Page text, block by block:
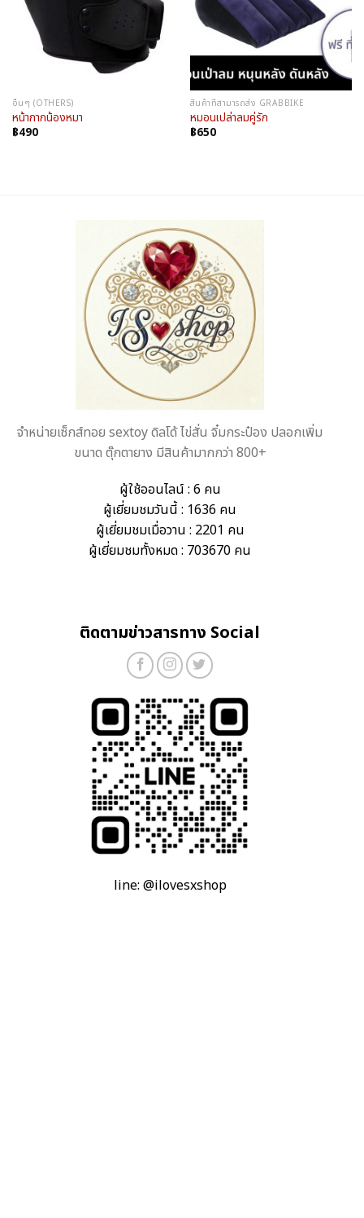
อื่นๆ (OTHERS)
หน้ากากน้องหมา
฿490
สินค้าที่สามารถส่ง GRABBIKE
หมอนเปล่าลมคู่รัก
฿650
จำหน่ายเซ็กส์ทอย sextoy ดิลโด้ ไข่สั่น จิ๋มกระป๋อง ปลอกเพิ่ม
ขนาด ตุ๊กตายาง มีสินค้ามากกว่า 800+
ผู้ใช้ออนไลน์ : 6 คน
ผู้เยี่ยมชมวันนี้ : 1636 คน
ผู้เยี่ยมชมเมื่อวาน : 2201 คน
ผู้เยี่ยมชมทั้งหมด : 703670 คน
ติดตามข่าวสารทาง Social
line: @ilovesxshop